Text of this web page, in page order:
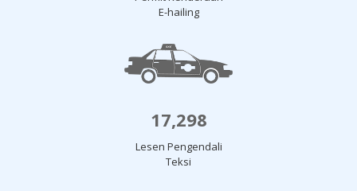
E-hailing
17,298
Lesen Pengendali
Teksi